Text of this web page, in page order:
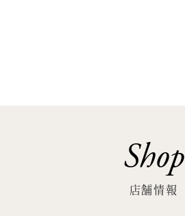
Shop
店舗情報